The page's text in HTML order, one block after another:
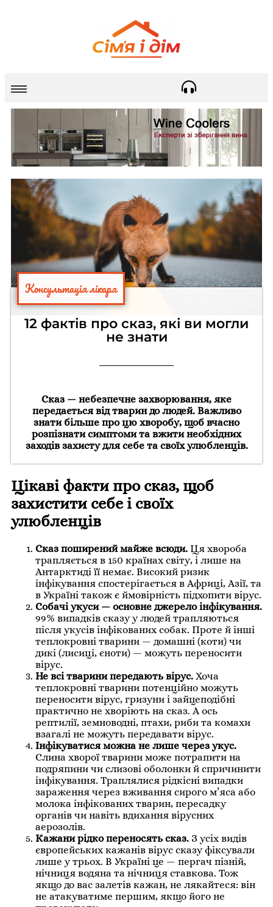
Консультація лікаря
12 фактів про сказ, які ви могли
не знати
Сказ — небезпечне захворювання, яке
передається від тварин до людей. Важливо
знати більше про цю хворобу, щоб вчасно
розпізнати симптоми та вжити необхідних
заходів захисту для себе та своїх улюбленців.
Цікаві факти про сказ, щоб
захистити себе і своїх
улюбленців
Сказ поширений майже всюди. Ця хвороба
трапляється в 150 країнах світу, і лише на
Антарктиді її немає. Високий ризик
інфікування спостерігається в Африці, Азії, та
в Україні також є ймовірність підхопити вірус.
Собачі укуси — основне джерело інфікування.
99% випадків сказу у людей трапляються
після укусів інфікованих собак. Проте й інші
теплокровні тварини — домашні (коти) чи
дикі (лисиці, єноти) — можуть переносити
вірус.
Не всі тварини передають вірус. Хоча
теплокровні тварини потенційно можуть
переносити вірус, гризуни і зайцеподібні
практично не хворіють на сказ. А ось
рептилії, земноводні, птахи, риби та комахи
взагалі не можуть передавати вірус.
Інфікуватися можна не лише через укус.
Слина хворої тварини може потрапити на
подряпини чи слизові оболонки й спричинити
інфікування. Траплялися рідкісні випадки
зараження через вживання сирого м’яса або
молока інфікованих тварин, пересадку
органів чи навіть вдихання вірусних
аерозолів.
Кажани рідко переносять сказ. З усіх видів
європейських кажанів вірус сказу фіксували
лише у трьох. В Україні це — пергач пізній,
нічниця водяна та нічниця ставкова. Тож
якщо до вас залетів кажан, не лякайтеся: він
не атакуватиме першим, якщо його не